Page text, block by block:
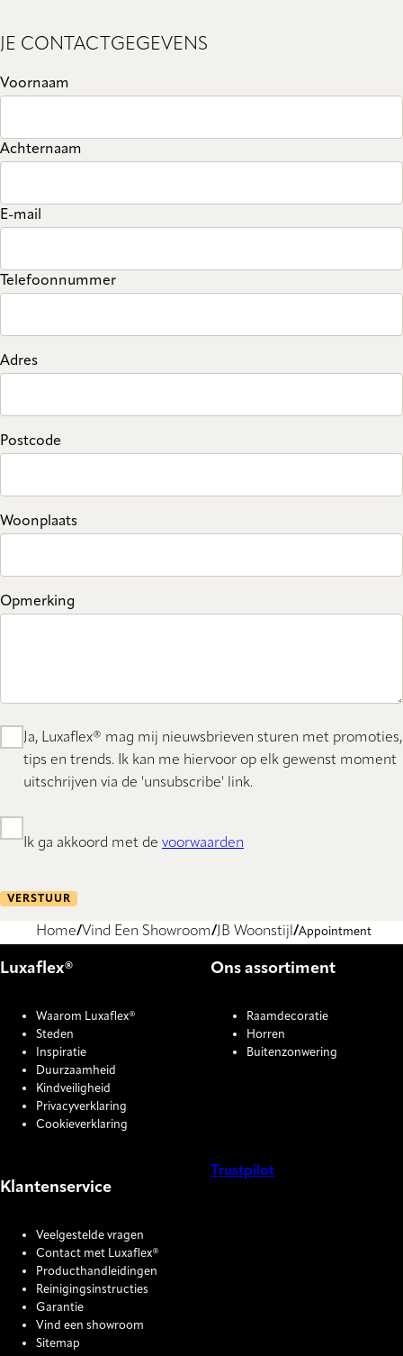
JE CONTACTGEGEVENS
Voornaam
Achternaam
E-mail
Telefoonnummer
Adres
Postcode
Woonplaats
Opmerking
Ja, Luxaflex® mag mij nieuwsbrieven sturen met promoties,
tips en trends. Ik kan me hiervoor op elk gewenst moment
uitschrijven via de 'unsubscribe' link.
Ik ga akkoord met de voorwaarden
VERSTUUR
Home Vind Een Showroom JB Woonstijl Appointment
Luxaflex®
Waarom Luxaflex®
Steden
Inspiratie
Duurzaamheid
Kindveiligheid
Privacyverklaring
Cookieverklaring
Ons assortiment
Raamdecoratie
Horren
Buitenzonwering
Klantenservice
Veelgestelde vragen
Contact met Luxaflex®
Producthandleidingen
Reinigingsinstructies
Garantie
Vind een showroom
Sitemap
Trustpilot